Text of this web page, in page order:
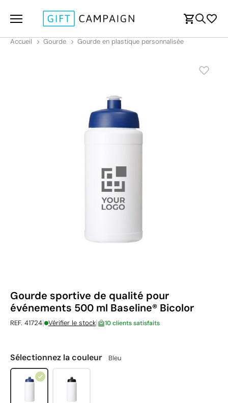
Accueil Gourde Gourde en plastique personnalisée
Gourde sportive de qualité pour
événements 500 ml Baseline® Bicolor
REF. 41724| Vérifier le stock| 10 clients satisfaits
Sélectionnez la couleur Bleu